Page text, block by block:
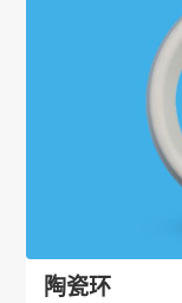
陶瓷环